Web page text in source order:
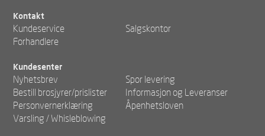
Kontakt
Kundeservice
Salgskontor
Forhandlere
Kundesenter
Nyhetsbrev
Spor levering
Bestill brosjyrer/prislister
Informasjon og Leveranser
Personvernerklæring
Åpenhetsloven
Varsling / Whisleblowing